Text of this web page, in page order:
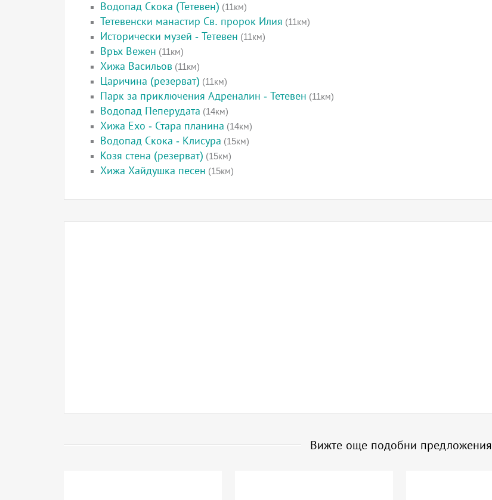
Водопад Скока (Тетевен) (11км)
Тетевенски манастир Св. пророк Илия (11км)
Исторически музей - Тетевен (11км)
Връх Вежен (11км)
Хижа Васильов (11км)
Царичина (резерват) (11км)
Парк за приключения Адреналин - Тетевен (11км)
Водопад Пеперудата (14км)
Хижа Ехо - Стара планина (14км)
Водопад Скока - Клисура (15км)
Козя стена (резерват) (15км)
Хижа Хайдушка песен (15км)
Вижте още подобни предложения